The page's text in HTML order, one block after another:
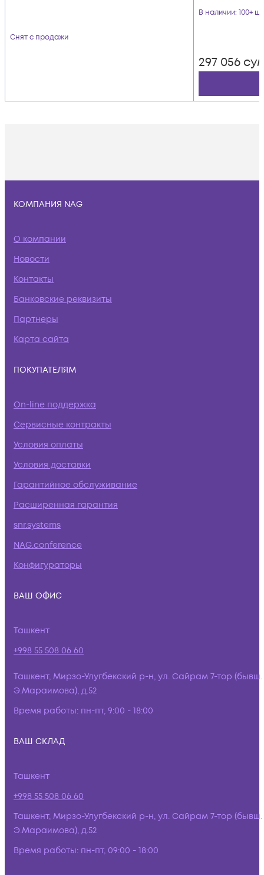
Снят с продажи
В наличии: 100+ шт
297 056
КОМПАНИЯ NAG
О компании
Новости
Контакты
Банковские реквизиты
Партнеры
Карта сайта
ПОКУПАТЕЛЯМ
On-line поддержка
Сервисные контракты
Условия оплаты
Условия доставки
Гарантийное обслуживание
Расширенная гарантия
snr.systems
NAG.conference
Конфигураторы
ВАШ ОФИС
Ташкент
+998 55 508 06 60
Ташкент, Мирзо-Улугбекский р-н, ул. Сайрам 7-тор (бывш.
Э.Мараимова), д.52
Время работы: пн-пт, 9:00 - 18:00
ВАШ СКЛАД
Ташкент
+998 55 508 06 60
Ташкент, Мирзо-Улугбекский р-н, ул. Сайрам 7-тор (бывш.
Э.Мараимова), д.52
Время работы: пн-пт, 09:00 - 18:00